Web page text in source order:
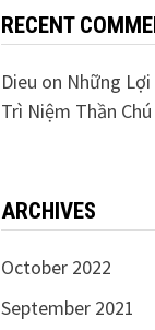
RECENT
Dieu on Những Lợi
Trì Niệm Thần
ARCHIVES
October 2022
September 2021